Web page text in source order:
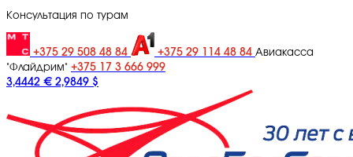
Консультация по турам
+375 29 508 48 84 +375 29 114 48 84 Авиакасса
"Флайдрим" +375 17 3 666 999
3,4442 € 2,9849 $